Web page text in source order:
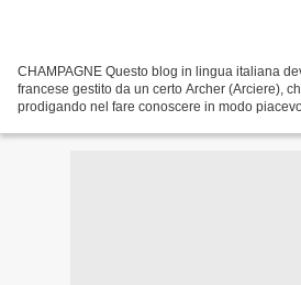
CHAMPAGNE Questo blog in lingua italiana
francese gestito da un certo Archer (Arciere),
prodigando nel fare conoscere in modo